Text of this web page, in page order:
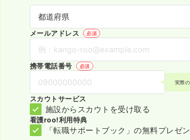
メールアドレス 必須
携帯電話番号 必須
実際
スカウトサービス
施設からスカウトを受け取る
看護roo!利用特典
「転職サポートブック」の無料プレゼ